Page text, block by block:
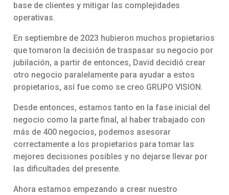
base de clientes y mitigar las complejidades
operativas.
En septiembre de 2023 hubieron muchos propietarios
que tomaron la decisión de traspasar su negocio por
jubilación, a partir de entonces, David decidió crear
otro negocio paralelamente para ayudar a estos
propietarios, así fue como se creo GRUPO VISION.
Desde entonces, estamos tanto en la fase inicial del
negocio como la parte final, al haber trabajado con
más de 400 negocios, podemos asesorar
correctamente a los propietarios para tomar las
mejores decisiones posibles y no dejarse llevar por
las dificultades del presente.
Ahora estamos empezando a crear nuestro